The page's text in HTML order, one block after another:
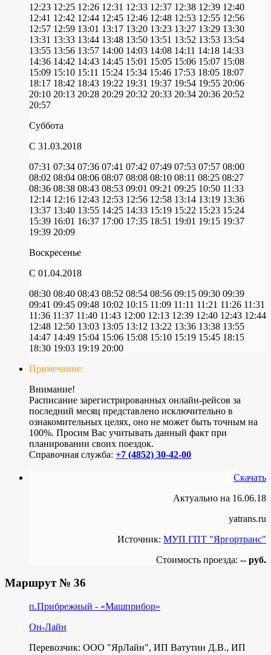
12:23 12:25 12:26 12:31 12:33 12:37 12:38 12:39 12:40
12:41 12:42 12:44 12:45 12:46 12:48 12:53 12:55 12:56
12:57 12:59 13:01 13:17 13:20 13:23 13:27 13:29 13:30
13:31 13:33 13:44 13:48 13:50 13:51 13:52 13:53 13:54
13:55 13:56 13:57 14:00 14:03 14:08 14:11 14:18 14:33
14:36 14:42 14:43 14:45 15:01 15:05 15:06 15:07 15:08
15:09 15:10 15:11 15:24 15:34 15:46 17:53 18:05 18:07
18:17 18:42 18:43 19:22 19:31 19:37 19:54 19:55 20:06
20:10 20:13 20:28 20:29 20:32 20:33 20:34 20:36 20:52
20:57
Суббота
C 31.03.2018
07:31 07:34 07:36 07:41 07:42 07:49 07:53 07:57 08:00
08:02 08:04 08:06 08:07 08:08 08:10 08:11 08:25 08:27
08:36 08:38 08:43 08:53 09:01 09:21 09:25 10:50 11:33
12:14 12:16 12:43 12:53 12:56 12:58 13:14 13:19 13:36
13:37 13:40 13:55 14:25 14:33 15:19 15:22 15:23 15:24
15:39 16:01 16:37 17:00 17:35 18:51 19:01 19:15 19:37
19:39 20:09
Воскресенье
C 01.04.2018
08:30 08:40 08:43 08:52 08:54 08:56 09:15 09:30 09:39
09:41 09:45 09:48 10:02 10:15 11:09 11:11 11:21 11:26 11:31
11:36 11:37 11:40 11:43 12:00 12:13 12:39 12:40 12:43 12:44
12:48 12:50 13:03 13:05 13:12 13:22 13:36 13:38 13:55
14:47 14:49 15:04 15:06 15:08 15:10 15:19 15:45 18:15
18:30 19:03 19:19 20:00
Примечание:
Внимание!
Расписание зарегистрированных онлайн-рейсов за
последний месяц представлено исключительно в
ознакомительных целях, оно не может быть точным на
100%. Просим Вас учитывать данный факт при
планировании своих поездок.
Справочная служба: +7 (4852) 30-42-00
Скачать
Актуально на 16.06.18
yatrans.ru
Источник: МУП ГПТ "Яргортранс"
Стоимость проезда: -- руб.
Маршрут № 36
п.Прибрежный - «Машприбор»
Он-Лайн
Перевозчик: ООО "ЯрЛайн", ИП Ватутин Д.В., ИП